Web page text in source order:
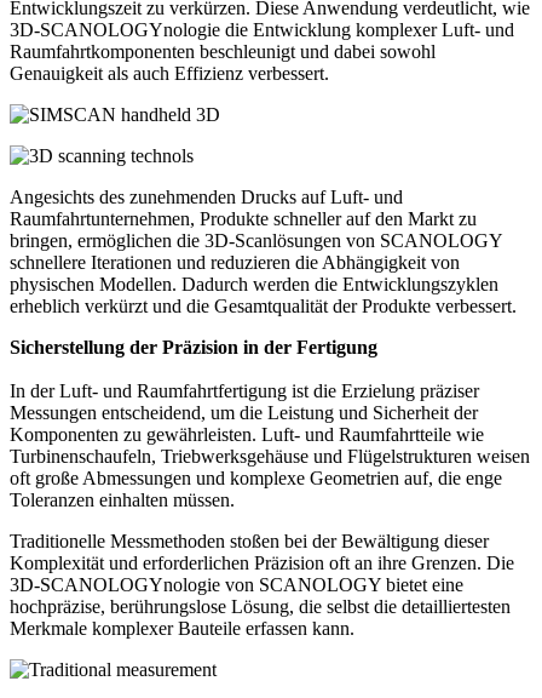
Entwicklungszeit zu verkürzen. Diese Anwendung verdeutlicht, wie
3D-SCANOLOGYnologie die Entwicklung komplexer Luft- und
Raumfahrtkomponenten beschleunigt und dabei sowohl
Genauigkeit als auch Effizienz verbessert.
Angesichts des zunehmenden Drucks auf Luft- und
Raumfahrtunternehmen, Produkte schneller auf den Markt zu
bringen, ermöglichen die 3D-Scanlösungen von SCANOLOGY
schnellere Iterationen und reduzieren die Abhängigkeit von
physischen Modellen. Dadurch werden die Entwicklungszyklen
erheblich verkürzt und die Gesamtqualität der Produkte verbessert.
Sicherstellung der Präzision in der Fertigung
In der Luft- und Raumfahrtfertigung ist die Erzielung präziser
Messungen entscheidend, um die Leistung und Sicherheit der
Komponenten zu gewährleisten. Luft- und Raumfahrtteile wie
Turbinenschaufeln, Triebwerksgehäuse und Flügelstrukturen weisen
oft große Abmessungen und komplexe Geometrien auf, die enge
Toleranzen einhalten müssen.
Traditionelle Messmethoden stoßen bei der Bewältigung dieser
Komplexität und erforderlichen Präzision oft an ihre Grenzen. Die
3D-SCANOLOGYnologie von SCANOLOGY bietet eine
hochpräzise, berührungslose Lösung, die selbst die detailliertesten
Merkmale komplexer Bauteile erfassen kann.